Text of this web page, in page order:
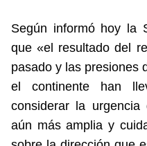
Según informó hoy la
que «el resultado del
pasado y las presiones
el continente han
considerar la
aún más amplia y